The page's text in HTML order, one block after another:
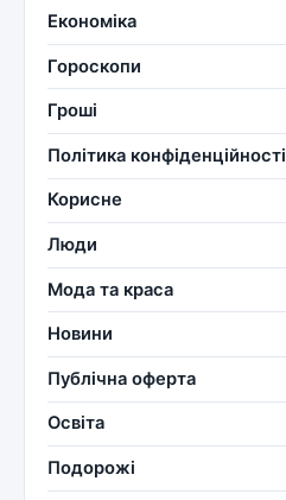
Економіка
Гороскопи
Гроші
Політика конфіденційності
Корисне
Люди
Мода та краса
Новини
Публічна оферта
Освіта
Подорожі